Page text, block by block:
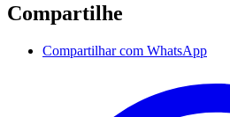
Compartilhe
Compartilhar com WhatsApp